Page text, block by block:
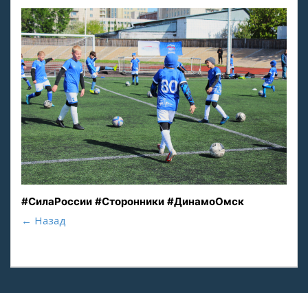
#СилаРоссии #Сторонники #ДинамоОмск
← Назад